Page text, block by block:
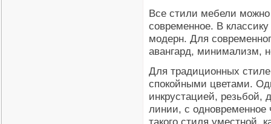
Все стили мебели можно
современное. В
модерн. Для
авангард, минимализм,
Для традиционных
спокойными цветами.
инкрустацией, резьбой,
линии, с
такого стиля уместной,